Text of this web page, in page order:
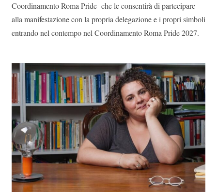
Coordinamento Roma Pride che le consentirà di partecipare
alla manifestazione con la propria delegazione e i propri simboli
entrando nel contempo nel Coordinamento Roma Pride 2027.